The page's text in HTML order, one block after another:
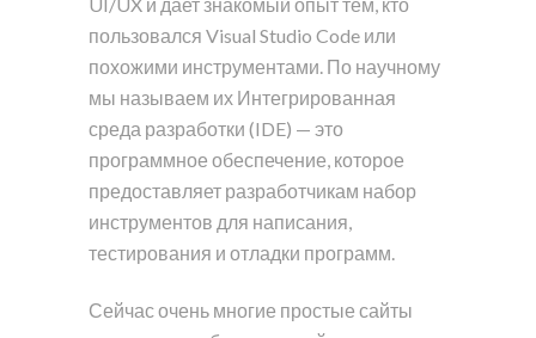
пользовался Visual Studio Code или
похожими инструментами. По научному
мы называем их Интегрированная
среда разработки (IDE) — это
программное обеспечение, которое
предоставляет разработчикам набор
инструментов для написания,
тестирования и отладки программ.
Сейчас очень многие простые сайты